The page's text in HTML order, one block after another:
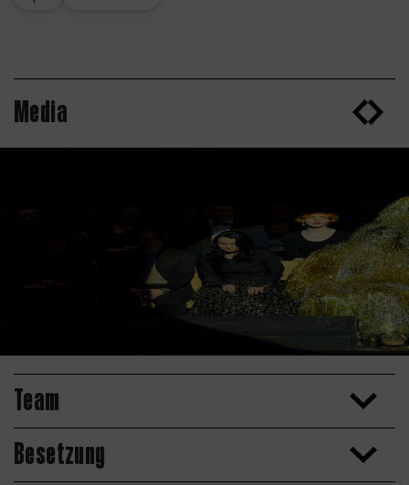
Media
Team
Besetzung